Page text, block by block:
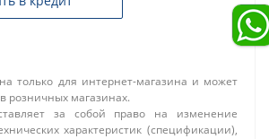
только для интернет-магазина и может
розничных магазинах.
за собой право на изменение
характеристик (спецификации),